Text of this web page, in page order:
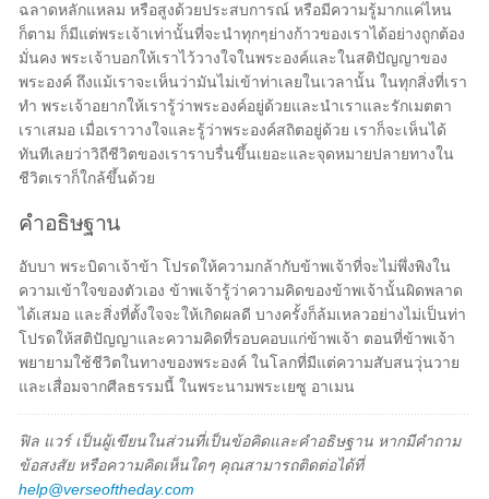
ฉลาดหลักแหลม หรือสูงด้วยประสบการณ์ หรือมีความรู้มากแค่ไหน
ก็ตาม ก็มีแต่พระเจ้าเท่านั้นที่จะนำทุกๆย่างก้าวของเราได้อย่างถูกต้อง
มั่นคง พระเจ้าบอกให้เราไว้วางใจในพระองค์และในสติปัญญาของ
พระองค์ ถึงแม้เราจะเห็นว่ามันไม่เข้าท่าเลยในเวลานั้น ในทุกสิ่งที่เรา
ทำ พระเจ้าอยากให้เรารู้ว่าพระองค์อยู่ด้วยและนำเราและรักเมตตา
เราเสมอ เมื่อเราวางใจและรู้ว่าพระองค์สถิตอยู่ด้วย เราก็จะเห็นได้
ทันทีเลยว่าวิถีชีวิตของเราราบรื่นขึ้นเยอะและจุดหมายปลายทางใน
ชีวิตเราก็ใกล้ขึ้นด้วย
คำอธิษฐาน
อับบา พระบิดาเจ้าข้า โปรดให้ความกล้ากับข้าพเจ้าที่จะไม่พึ่งพิงใน
ความเข้าใจของตัวเอง ข้าพเจ้ารู้ว่าความคิดของข้าพเจ้านั้นผิดพลาด
ได้เสมอ และสิ่งที่ตั้งใจจะให้เกิดผลดี บางครั้งก็ล้มเหลวอย่างไม่เป็นท่า
โปรดให้สติปัญญาและความคิดที่รอบคอบแก่ข้าพเจ้า ตอนที่ข้าพเจ้า
พยายามใช้ชีวิตในทางของพระองค์ ในโลกที่มีแต่ความสับสนวุ่นวาย
และเสื่อมจากศีลธรรมนี้ ในพระนามพระเยซู อาเมน
ฟิล แวร์ เป็นผู้เขียนในส่วนที่เป็นข้อคิดและคำอธิษฐาน หากมีคำถาม
ข้อสงสัย หรือความคิดเห็นใดๆ คุณสามารถติดต่อได้ที่
help@verseoftheday.com